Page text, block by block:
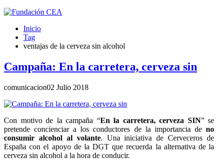
Inicio
Tag
ventajas de la cerveza sin alcohol
Campaña: En la carretera, cerveza sin
comunicacion02 Julio 2018
Con motivo de la campaña “En la carretera, cerveza SIN” se
pretende concienciar a los conductores de la importancia de no
consumir alcohol al volante. Una iniciativa de Cerveceros de
España con el apoyo de la DGT que recuerda la alternativa de la
cerveza sin alcohol a la hora de conducir.